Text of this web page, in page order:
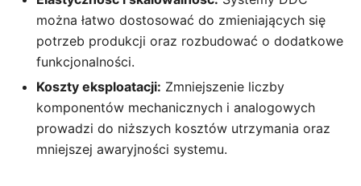
można łatwo dostosować do zmieniających się
potrzeb produkcji oraz rozbudować o dodatkowe
funkcjonalności.
Koszty eksploatacji: Zmniejszenie liczby
komponentów mechanicznych i analogowych
prowadzi do niższych kosztów utrzymania oraz
mniejszej awaryjności systemu.